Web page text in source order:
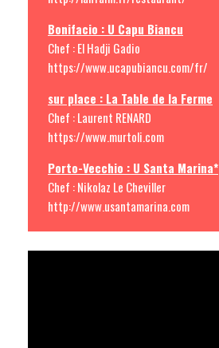
Bonifacio : U Capu Biancu
Chef : El Hadji Gadio
https://www.ucapubiancu.com/fr/
sur place : La Table de la Ferme
Chef : Laurent RENARD
https://www.murtoli.com
Porto-Vecchio : U Santa Marina*
Chef : Nikolaz Le Cheviller
http://www.usantamarina.com